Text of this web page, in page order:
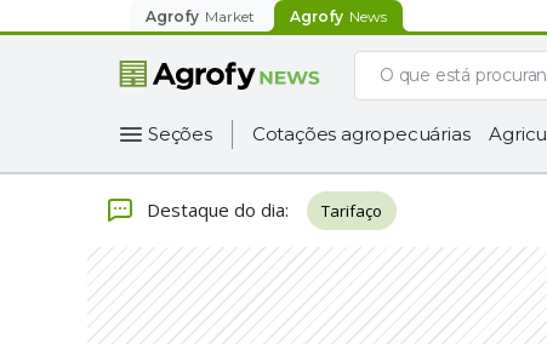
Agrofy Market Agrofy News
Seções Cotações agropecuárias
Destaque do dia: Tarifaço